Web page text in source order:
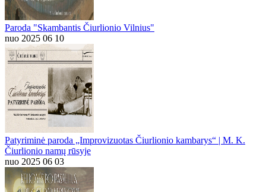
Paroda "Skambantis Čiurlionio Vilnius"
nuo 2025 06 10
Patyriminė paroda „Improvizuotas Čiurlionio kambarys“ | M. K.
Čiurlionio namų rūsyje
nuo 2025 06 03